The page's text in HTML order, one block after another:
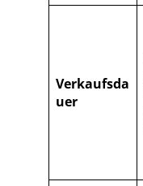
Verkaufsda
uer